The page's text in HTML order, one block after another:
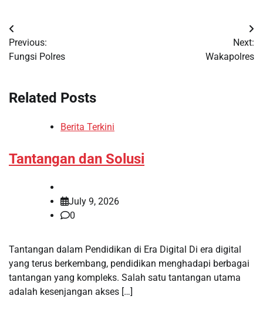
Post
navigation
Previous:
Fungsi Polres
Next:
Wakapolres
Related Posts
Berita Terkini
Tantangan dan Solusi
July 9, 2026
0
Tantangan dalam Pendidikan di Era Digital Di era digital
yang terus berkembang, pendidikan menghadapi berbagai
tantangan yang kompleks. Salah satu tantangan utama
adalah kesenjangan akses […]